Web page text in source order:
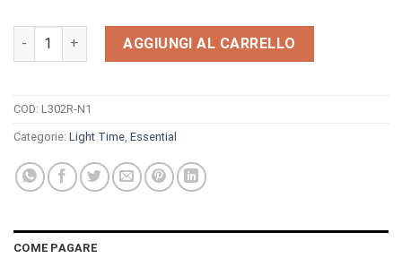
Orologio Light Time Essential L302R-N1 quantità
AGGIUNGI AL CARRELLO
COD: L302R-N1
Categorie: Light Time Essential
COME PAGARE